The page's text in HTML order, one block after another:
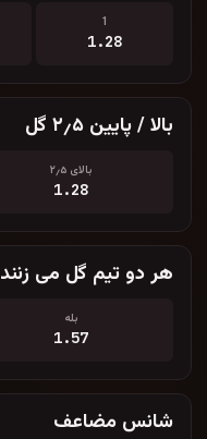
1
1.28
بالا / پایین ۲٫۵ گل
بالای ۲٫۵
1.28
هر دو تیم گل می زنند
بله
1.57
شانس مضاعف